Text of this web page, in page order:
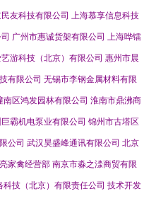
友科技有限公司 上海慕享信息科技
广州市惠诚货架有限公司 上海哗镭
游科技（北京）有限公司 惠州市晨
有限公司 无锡市李钢金属材料有限
南区鸿发园林有限公司 淮南市鼎沸商
霸机电泵业有限公司 锦州市古塔区
公司 武汉昊盛峰通讯有限公司 北京
家禽经营部 南京市淼之渁商贸有限
科技（北京）有限责任公司 技术开发